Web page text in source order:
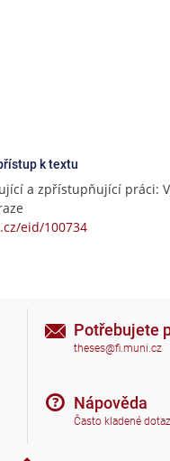
k textu
a zpřístupňující práci:
eid/100734
Potřebujete
theses@fi.muni.cz
Nápověda
Často kladené